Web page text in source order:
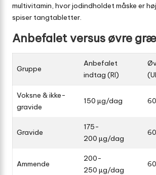
multivitamin, hvor jodindholdet måske er
spiser tangtabletter.
Anbefalet versus øvre
Gruppe
Anbefalet
indtag (RI)
Voksne & ikke-
gravide
150 µg/dag
Gravide
175-
200 µg/dag
Ammende
200-
250 µg/dag